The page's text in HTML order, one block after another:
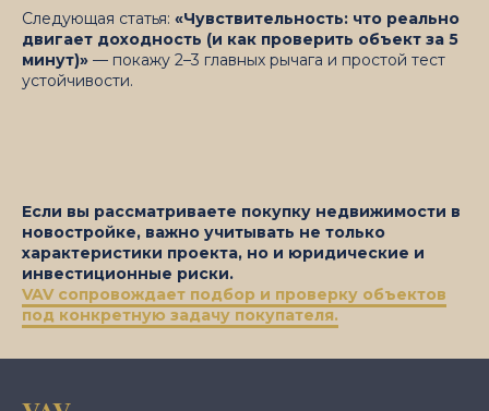
Следующая статья: «Чувствительность: что реально
двигает доходность (и как проверить объект за 5
минут)» — покажу 2–3 главных рычага и простой тест
устойчивости.
Если вы рассматриваете покупку недвижимости в
новостройке, важно учитывать не только
характеристики проекта, но и юридические и
инвестиционные риски.
VAV сопровождает подбор и проверку объектов
под конкретную задачу покупателя.